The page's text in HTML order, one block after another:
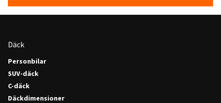
Däck
Personbilar
SUV-däck
C-däck
Däckdimensioner